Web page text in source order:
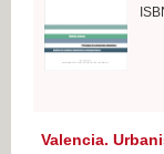
Valencia.